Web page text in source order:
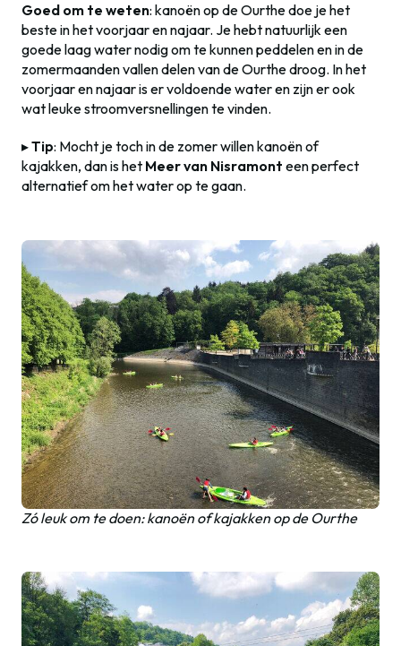
Goed om te weten: kanoën op de Ourthe doe je het
beste in het voorjaar en najaar. Je hebt natuurlijk een
goede laag water nodig om te kunnen peddelen en in de
zomermaanden vallen delen van de Ourthe droog. In het
voorjaar en najaar is er voldoende water en zijn er ook
wat leuke stroomversnellingen te vinden.
▸Tip: Mocht je toch in de zomer willen kanoën of
kajakken, dan is het Meer van Nisramont een perfect
alternatief om het water op te gaan.
Zó leuk om te doen: kanoën of kajakken op de Ourthe